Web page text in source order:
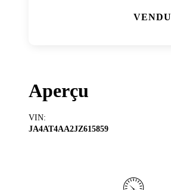
VENDU
Aperçu
VIN:
JA4AT4AA2JZ615859